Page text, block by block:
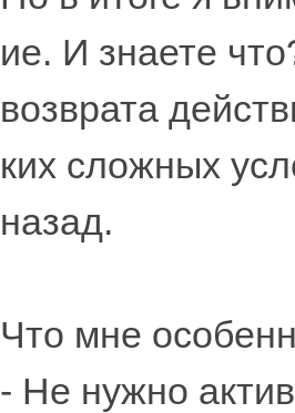
ие. И знаете
возврата
ких сложных
назад.
Что мне
- Не нужно